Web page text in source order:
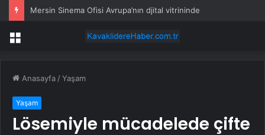
Mersin Sinema Ofisi Avrupa’nın djital vitrininde
Menü
Anasayfa /Yaşam
Yaşam
Lösemiyle mücadelede çifte